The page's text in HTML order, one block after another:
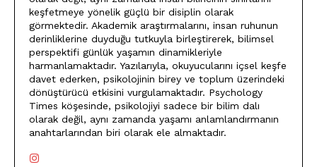
keşfetmeye yönelik güçlü bir disiplin olarak
görmektedir. Akademik araştırmalarını, insan ruhunun
derinliklerine duyduğu tutkuyla birleştirerek, bilimsel
perspektifi günlük yaşamın dinamikleriyle
harmanlamaktadır. Yazılarıyla, okuyucularını içsel keşfe
davet ederken, psikolojinin birey ve toplum üzerindeki
dönüştürücü etkisini vurgulamaktadır. Psychology
Times köşesinde, psikolojiyi sadece bir bilim dalı
olarak değil, aynı zamanda yaşamı anlamlandırmanın
anahtarlarından biri olarak ele almaktadır.